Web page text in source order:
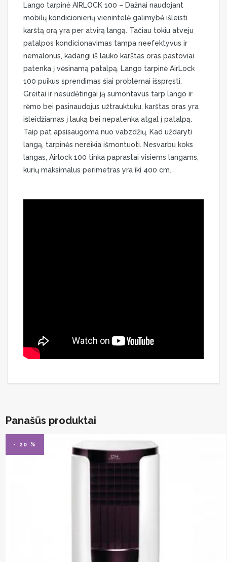
Lango tarpinė AIRLOCK 100 – Dažnai naudojant
mobilų kondicionierių vienintelė galimybė išleisti
karštą orą yra per atvirą langą. Tačiau tokiu atveju
patalpos kondicionavimas tampa neefektyvus ir
nemalonus, kadangi iš lauko karštas oras pastoviai
patenka į vėsinamą patalpą. Lango tarpinė AirLock
100 puikus sprendimas šiai problemai išspręsti.
Greitai ir nesudėtingai ją sumontavus tarp lango ir
rėmo bei pasinaudojus užtrauktuku, karštas oras yra
išleidžiamas į lauką bei nepatenka atgal į patalpą.
Taip pat apsisaugoma nuo vabzdžių. Kad uždaryti
langą, tarpinės nereikia išmontuoti. Nesvarbu koks
langas, Airlock 100 tinka paprastai visiems langams,
kurių maksimalus perimetras yra iki 400 cm.
Panašūs produktai
- 20 %